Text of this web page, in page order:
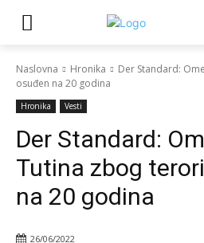
Naslovna Hronika
Der Standard:
osuđen na 20 godina
Hronika Vesti
Der Standard:
Tutina zbog
na 20 godina
26/06/2022